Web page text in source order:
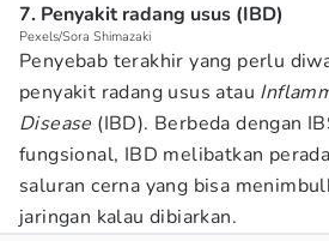
7. Penyakit radang usus (IBD)
Pexels/Sora Shimazaki
Penyebab terakhir yang perlu
penyakit radang usus atau
Disease (IBD). Berbeda dengan
fungsional, IBD melibatkan
saluran cerna yang bisa
jaringan kalau dibiarkan.